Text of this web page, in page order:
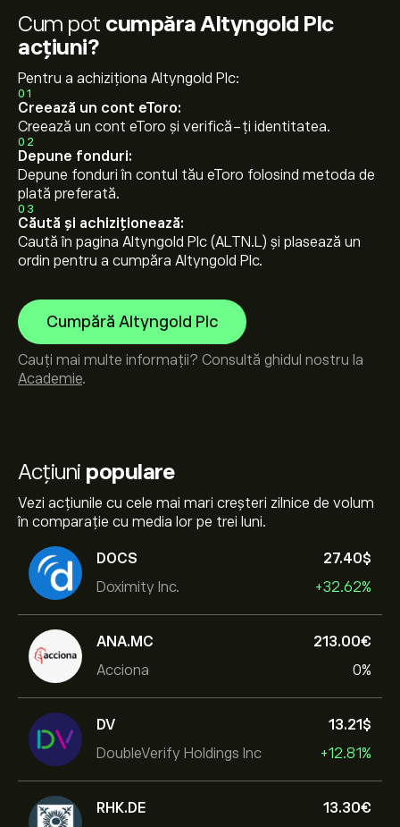
Acțiuni populare
Vezi acțiunile cu cele mai mari creșteri zilnice de volum
în comparație cu media lor pe trei luni.
DOCS
Doximity Inc.
27.40‎$‎
+32.62%
ANA.MC
Acciona
213.00‎€‎
0%
DV
DoubleVerify Holdings Inc
13.21‎$‎
+12.81%
RHK.DE
13.30‎€‎
Cum pot cumpăra Altyngold Plc
acțiuni?
Pentru a achiziționa Altyngold Plc:
01
Creează un cont eToro:
Creează un cont eToro și verifică-ți identitatea.
02
Depune fonduri:
Depune fonduri în contul tău eToro folosind metoda de
plată preferată.
03
Căută și achiziționează:
Caută în pagina Altyngold Plc (ALTN.L) și plasează un
ordin pentru a cumpăra Altyngold Plc.
Cumpără Altyngold Plc
Cauți mai multe informații? Consultă ghidul nostru la
Academie.